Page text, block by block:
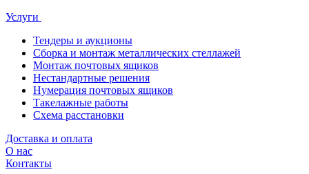
Услуги
Тендеры и аукционы
Сборка и монтаж металлических стеллажей
Монтаж почтовых ящиков
Нестандартные решения
Нумерация почтовых ящиков
Такелажные работы
Схема расстановки
Доставка и оплата
О нас
Контакты